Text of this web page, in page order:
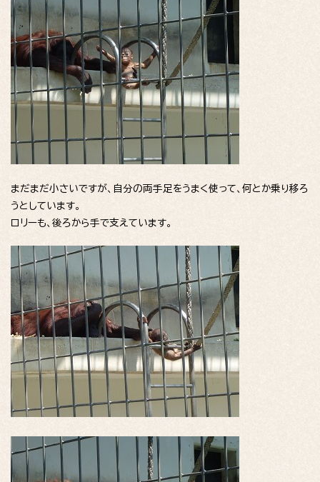
まだまだ小さいですが、自分の両手足をうまく使って、何とか乗り移ろ
うとしています。
ロリーも、後ろから手で支えています。